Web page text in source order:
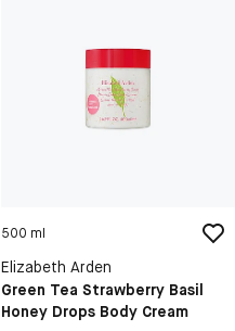
500 ml
Elizabeth Arden
Green Tea Strawberry Basil
Honey Drops Body Cream